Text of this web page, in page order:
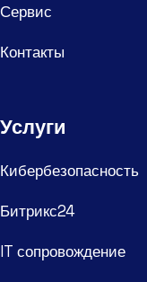
Сервис
Контакты
Услуги
Кибербезопасность
Битрикс24
IT сопровождение